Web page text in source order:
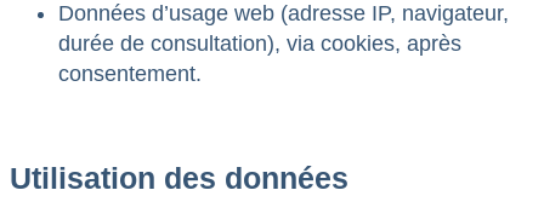
Données d’usage web (adresse IP, navigateur,
durée de consultation), via cookies, après
consentement.
Utilisation des données